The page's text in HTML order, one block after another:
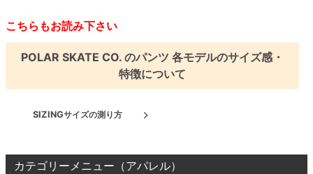
こちらもお読み下さい
POLAR SKATE CO. のパンツ 各モデルのサイズ感・
特徴について
SIZINGサイズの測り方
カテゴリーメニュー（アパレル）
9.0inch以上
シェイプデッキ
高性能デッキ